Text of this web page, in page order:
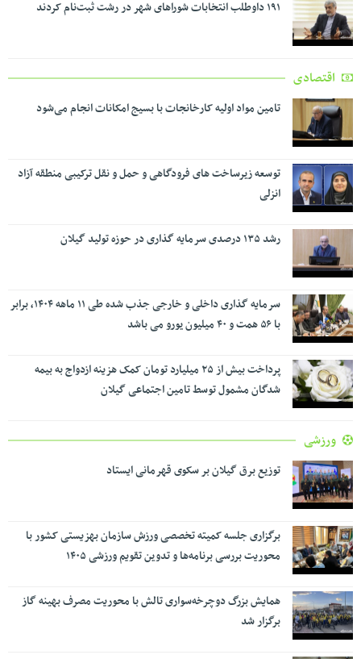
۱۹۱ داوطلب انتخابات شوراهای شهر در رشت ثبت‌نام کردند
اقتصادی
تامین مواد اولیه کارخانجات با بسیج امکانات انجام می‌شود
توسعه زیرساخت های فرودگاهی و حمل و نقل ترکیبی منطقه آزاد
انزلی
رشد ۱۳۵ درصدی سرمایه گذاری در حوزه تولید گیلان
سرمایه گذاری داخلی و خارجی جذب شده طی ۱۱ ماهه ۱۴۰۴، برابر
با ۵۶ همت و ۴۰ میلیون یورو می باشد
پرداخت بیش از ۲۵ میلیارد تومان کمک هزینه ازدواج به بیمه
شدگان مشمول توسط تامین اجتماعی گیلان
ورزشی
توزیع برق گیلان بر سکوی قهرمانی ایستاد
برگزاری جلسه کمیته تخصصی ورزش سازمان بهزیستی کشور با
محوریت بررسی برنامه‌ها و تدوین تقویم ورزشی ۱۴۰۵
همایش بزرگ دوچرخه‌سواری تالش با محوریت مصرف بهینه گاز
برگزار شد